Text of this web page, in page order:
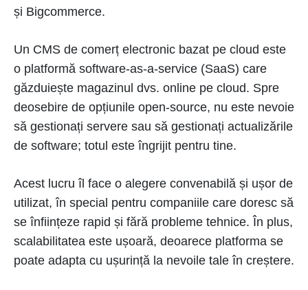
și Bigcommerce.
Un CMS de comerț electronic bazat pe cloud este
o platformă software-as-a-service (SaaS) care
găzduiește magazinul dvs. online pe cloud. Spre
deosebire de opțiunile open-source, nu este nevoie
să gestionați servere sau să gestionați actualizările
de software; totul este îngrijit pentru tine.
Acest lucru îl face o alegere convenabilă și ușor de
utilizat, în special pentru companiile care doresc să
se înființeze rapid și fără probleme tehnice. În plus,
scalabilitatea este ușoară, deoarece platforma se
poate adapta cu ușurință la nevoile tale în creștere.